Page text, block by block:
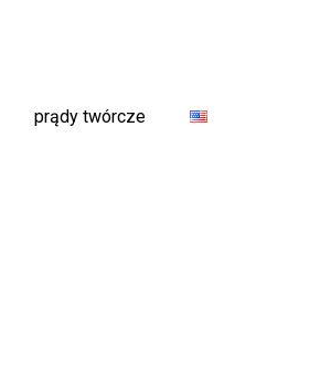
prądy twórcze